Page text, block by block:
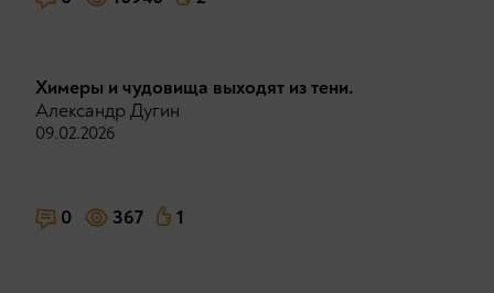
Химеры и чудовища выходят из тени.
Александр Дугин
09.02.2026
0 367 1